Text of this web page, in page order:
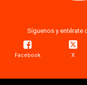
Síguenos y entérate
Facebook X